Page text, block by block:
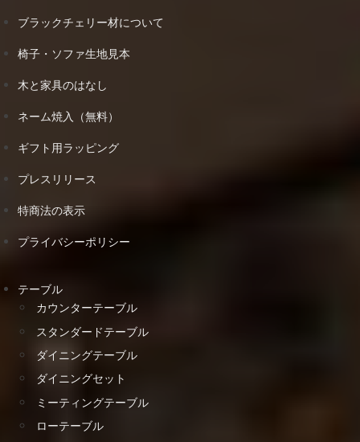
ブラックチェリー材について
椅子・ソファ生地見本
木と家具のはなし
ネーム焼入（無料）
ギフト用ラッピング
プレスリリース
特商法の表示
プライバシーポリシー
テーブル
カウンターテーブル
スタンダードテーブル
ダイニングテーブル
ダイニングセット
ミーティングテーブル
ローテーブル